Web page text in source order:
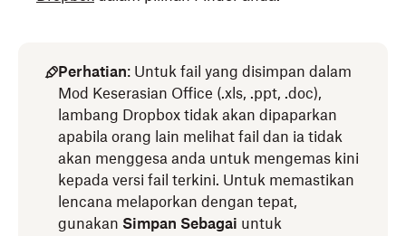
Perhatian: Untuk fail yang disimpan dalam
Mod Keserasian Office (.xls, .ppt, .doc),
lambang Dropbox tidak akan dipaparkan
apabila orang lain melihat fail dan ia tidak
akan menggesa anda untuk mengemas kini
kepada versi fail terkini. Untuk memastikan
lencana melaporkan dengan tepat,
gunakan Simpan Sebagai untuk